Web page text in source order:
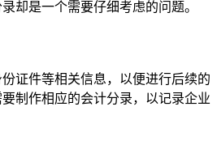
却是一个需要仔细考虑的问题。
证件等相关信息，以便进行后续的
制作相应的会计分录，以记录企业